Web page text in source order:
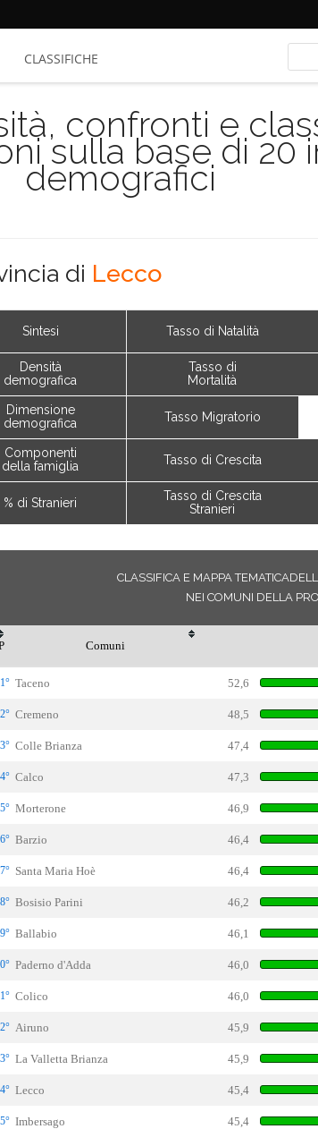
CLASSIFICHE
confronti e
sulla base di 20
demografici
di Lecco
Sintesi
Densità
demografica
Dimensione
demografica
Componenti
della famiglia
% di Stranieri
Tasso di Natalità
Tasso di
Mortalità
Tasso Migratorio
Tasso di Crescita
Tasso di Crescita
Stranieri
CLASSIFICA E MAPPA
NEI COMUNI DELLA
Comuni
1° Taceno 52,6
2° Cremeno 48,5
3° Colle Brianza 47,4
4° Calco 47,3
5° Morterone 46,9
6° Barzio 46,4
7° Santa Maria Hoè 46,4
8° Bosisio Parini 46,2
9° Ballabio 46,1
Paderno d'Adda 46,0
Colico 46,0
Airuno 45,9
La Valletta Brianza 45,9
Lecco 45,4
Imbersago 45,4